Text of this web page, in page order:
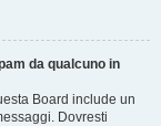
da qualcuno in
Board include un
Dovresti